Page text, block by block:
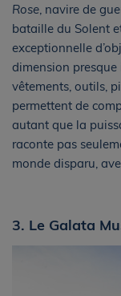
Rose , navire de
bataille du Solent
exceptionnelle
dimension presque
vêtements, outils,
permettent de
autant que la
raconte pas
monde disparu,
3. Le Galata